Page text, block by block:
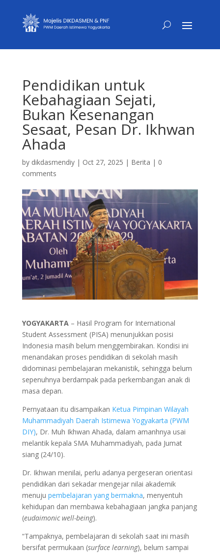
Pendidikan untuk
Kebahagiaan Sejati,
Bukan Kesenangan
Sesaat, Pesan Dr. Ikhwan
Ahada
by dikdasmendiy| Oct 27, 2025 | Berita | 0
comments
YOGYAKARTA– Hasil Program for International
Student Assessment (PISA) menunjukkan posisi
Indonesia masih belum menggembirakan. Kondisi ini
menandakan proses pendidikan di sekolah masih
didominasi pembelajaran mekanistik, sehingga belum
sepenuhnya berdampak pada perkembangan anak di
masa depan.
Pernyataan itu disampaikan Ketua Pimpinan Wilayah
Muhammadiyah Daerah Istimewa Yogyakarta (PWM
DIY), Dr. Muh Ikhwan Ahada, dalam amanhnya usai
melantik kepala SMA Muhammadiyah, pada Jumat
siang (24/10).
Dr. Ikhwan menilai, perlu adanya pergeseran orientasi
pendidikan dari sekadar mengejar nilai akademik
menuju pembelajaran yang bermakna, menyentuh
kehidupan dan membawa kebahagiaan jangka panjang
(eudaimonic well-being).
“Tampaknya, pembelajaran di sekolah saat ini masih
bersifat permukaan (surface learning), belum sampai